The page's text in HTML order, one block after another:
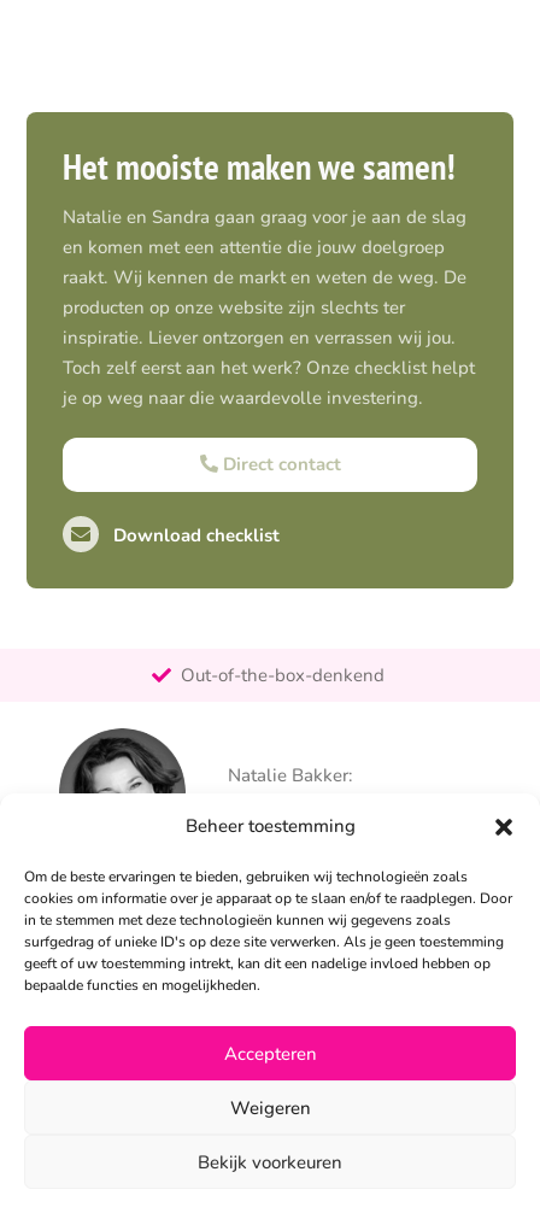
Beheer toestemming
Om de beste ervaringen te bieden, gebruiken wij technologieën zoals
cookies om informatie over je apparaat op te slaan en/of te raadplegen. Door
in te stemmen met deze technologieën kunnen wij gegevens zoals
surfgedrag of unieke ID's op deze site verwerken. Als je geen toestemming
geeft of uw toestemming intrekt, kan dit een nadelige invloed hebben op
bepaalde functies en mogelijkheden.
Accepteren
Weigeren
Bekijk voorkeuren
Het mooiste maken we samen!
Natalie en Sandra gaan graag voor je aan de slag
en komen met een attentie die jouw doelgroep
raakt. Wij kennen de markt en weten de weg. De
producten op onze website zijn slechts ter
inspiratie. Liever ontzorgen en verrassen wij jou.
Toch zelf eerst aan het werk? Onze checklist helpt
je op weg naar die waardevolle investering.
Direct contact
Download checklist
Out-of-the-box-denkend
Persoonlijk
Natalie Bakker:
info@alertpromotie.nl
Sandra Peters:
06 – 26 050 230
info@alertpromotie.nl